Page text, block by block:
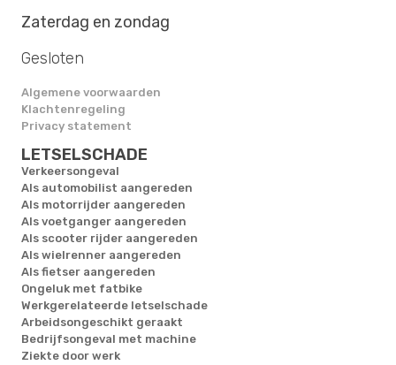
Zaterdag en zondag
Gesloten
Algemene voorwaarden
Klachtenregeling
Privacy statement
LETSELSCHADE
Verkeersongeval
Als automobilist aangereden
Als motorrijder aangereden
Als voetganger aangereden
Als scooter rijder aangereden
Als wielrenner aangereden
Als fietser aangereden
Ongeluk met fatbike
Werkgerelateerde letselschade
Arbeidsongeschikt geraakt
Bedrijfsongeval met machine
Ziekte door werk